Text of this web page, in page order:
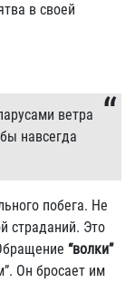
в своей
ветpа
навсегда
побега. Не
страданий. Это
“волки”
Он бросает им